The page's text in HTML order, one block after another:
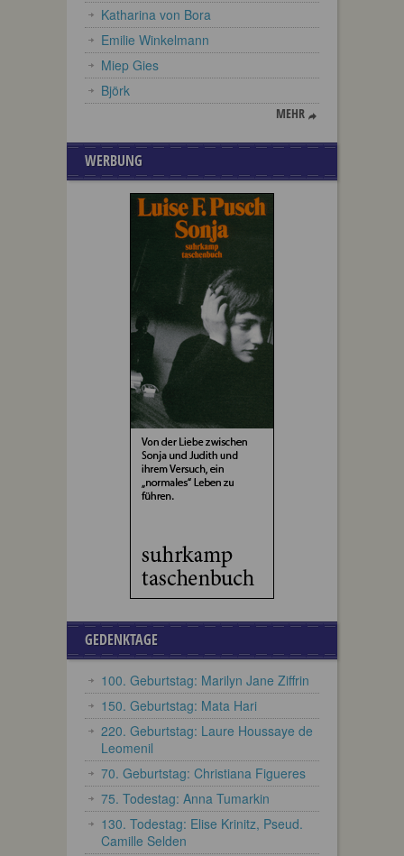
Katharina von Bora
Emilie Winkelmann
Miep Gies
Björk
MEHR
WERBUNG
GEDENKTAGE
100. Geburtstag: Marilyn Jane Ziffrin
150. Geburtstag: Mata Hari
220. Geburtstag: Laure Houssaye de
Leomenil
70. Geburtstag: Christiana Figueres
75. Todestag: Anna Tumarkin
130. Todestag: Elise Krinitz, Pseud.
Camille Selden